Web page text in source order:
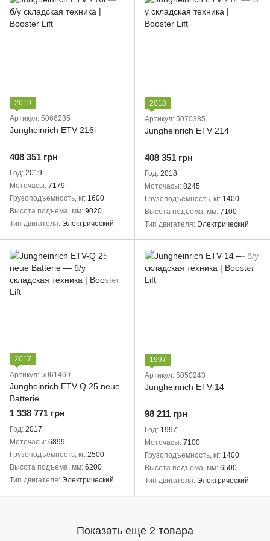
2019
Артикул: 5066235
Jungheinrich ETV 216i
408 351 грн
Год 2019
Моточасы 7179
Грузоподъемность, кг 1600
Высота подъема, мм 9020
Тип двигателя Электрический
2018
Артикул: 5070385
Jungheinrich ETV 214
408 351 грн
Год 2018
Моточасы 8245
Грузоподъемность, кг 1400
Высота подъема, мм 7100
Тип двигателя Электрический
2017
Артикул: 5061469
Jungheinrich ETV-Q 25 neue
Batterie
1 338 771 грн
Год 2017
Моточасы 6899
Грузоподъемность, кг 2500
Высота подъема, мм 6200
Тип двигателя Электрический
1997
Артикул: 5050243
Jungheinrich ETV 14
98 211 грн
Год 1997
Моточасы 7100
Грузоподъемность, кг 1400
Высота подъема, мм 6500
Тип двигателя Электрический
Показать еще 2 товара